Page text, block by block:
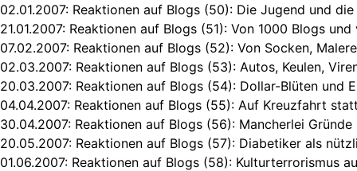
02.01.2007: Reaktionen auf Blogs (50): Die Jugend und
21.01.2007: Reaktionen auf Blogs (51): Von 1000 Blogs
07.02.2007: Reaktionen auf Blogs (52): Von Socken,
02.03.2007: Reaktionen auf Blogs (53): Autos, Keulen,
20.03.2007: Reaktionen auf Blogs (54): Dollar-Blüten und
04.04.2007: Reaktionen auf Blogs (55): Auf Kreuzfahrt
30.04.2007: Reaktionen auf Blogs (56): Mancherlei Gründe
20.05.2007: Reaktionen auf Blogs (57): Diabetiker als
01.06.2007: Reaktionen auf Blogs (58): Kulturterrorismus